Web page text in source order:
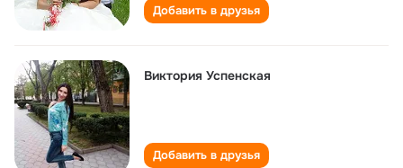
Добавить в друзья
Виктория Успенская
Добавить в друзья